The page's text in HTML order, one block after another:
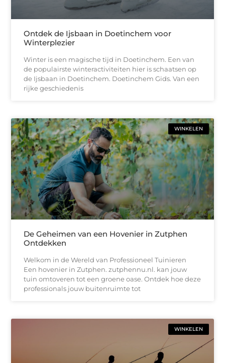
Ontdek de Ijsbaan in Doetinchem voor
Winterplezier
Winter is een magische tijd in Doetinchem. Een van
de populairste winteractiviteiten hier is schaatsen op
de Ijsbaan in Doetinchem. Doetinchem Gids. Van een
rijke geschiedenis
WINKELEN
De Geheimen van een Hovenier in Zutphen
Ontdekken
Welkom in de Wereld van Professioneel Tuinieren
Een hovenier in Zutphen. zutphennu.nl. kan jouw
tuin omtoveren tot een groene oase. Ontdek hoe deze
professionals jouw buitenruimte tot
WINKELEN